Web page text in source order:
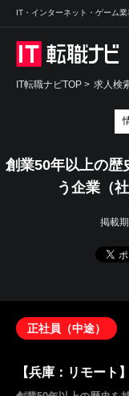
IT・インターネット・ゲーム
IT転職ナビTOP > 求人検
創業50年以上の歴
う企業（
掲載期
正社員（中途）
【兵庫：リモート